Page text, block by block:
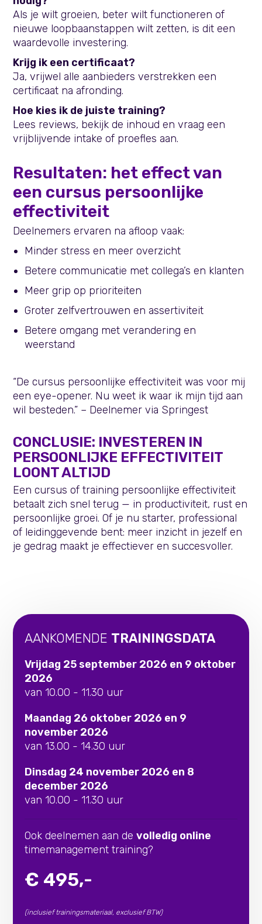
Als je wilt groeien, beter wilt functioneren of
nieuwe loopbaanstappen wilt zetten, is dit een
waardevolle investering.
Krijg ik een certificaat?
Ja, vrijwel alle aanbieders verstrekken een
certificaat na afronding.
Hoe kies ik de juiste training?
Lees reviews, bekijk de inhoud en vraag een
vrijblijvende intake of proefles aan.
Resultaten: het effect van
een cursus persoonlijke
effectiviteit
Deelnemers ervaren na afloop vaak:
Minder stress en meer overzicht
Betere communicatie met collega’s en klanten
Meer grip op prioriteiten
Groter zelfvertrouwen en assertiviteit
Betere omgang met verandering en
weerstand
“De cursus persoonlijke effectiviteit was voor mij
een eye-opener. Nu weet ik waar ik mijn tijd aan
wil besteden.” – Deelnemer via Springest
CONCLUSIE: INVESTEREN IN
PERSOONLIJKE EFFECTIVITEIT
LOONT ALTIJD
Een cursus of training persoonlijke effectiviteit
betaalt zich snel terug — in productiviteit, rust en
persoonlijke groei. Of je nu starter, professional
of leidinggevende bent: meer inzicht in jezelf en
je gedrag maakt je effectiever en succesvoller.
Ook deelnemen aan devolledig online
timemanagement training?
€ 495,-
(inclusief trainingsmateriaal, exclusief BTW)
AANKOMENDE TRAININGSDATA
Vrijdag 25 september 2026 en 9 oktober
2026
van 10.00 - 11.30 uur
Maandag 26 oktober 2026 en 9
november 2026
van 13.00 - 14.30 uur
Dinsdag 24 november 2026 en 8
december 2026
van 10.00 - 11.30 uur